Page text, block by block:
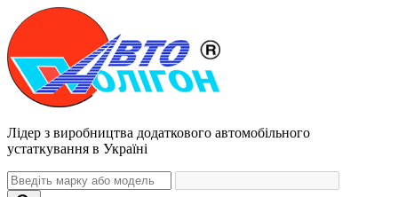
Лідер з виробництва додаткового автомобільного
устаткування в Україні